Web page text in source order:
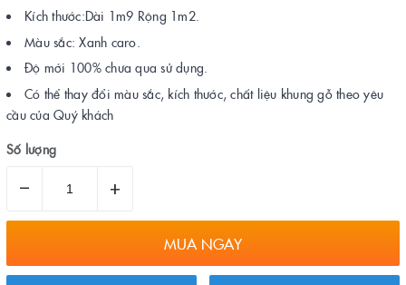
Kích thước:Dài 1m9 Rộng 1m2.
Màu sắc: Xanh caro.
Độ mới 100% chưa qua sử dụng.
Có thể thay đổi màu sắc, kích thước, chất liệu khung gỗ theo yêu
cầu của Quý khách
Số lượng
– +
MUA NGAY